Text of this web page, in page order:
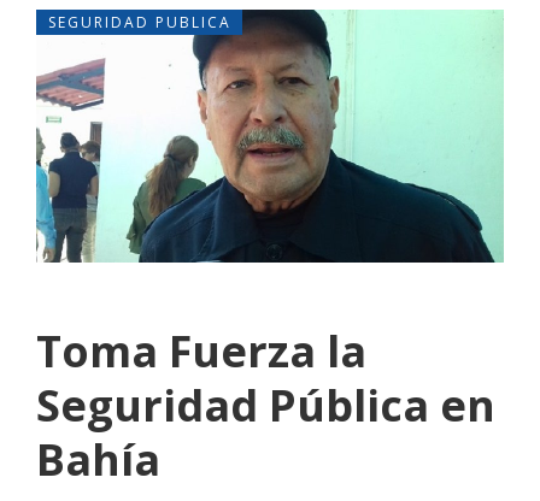
SEGURIDAD PUBLICA
Toma Fuerza la
Seguridad Pública en
Bahía